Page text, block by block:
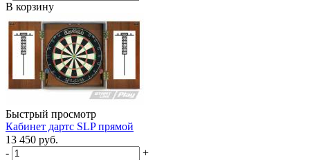
В корзину
Быстрый просмотр
Кабинет дартс SLP прямой
13 450 руб.
-
+